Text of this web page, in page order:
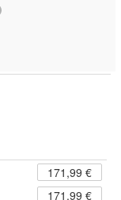
171,99 €
171,99 €